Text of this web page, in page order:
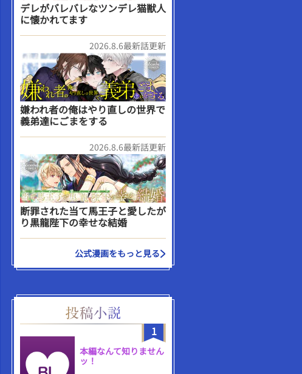
デレがバレバレなツンデレ猫獣人
に懐かれてます
2026.8.6最新話更新
嫌われ者の俺はやり直しの世界で
義弟達にごまをする
2026.8.6最新話更新
断罪された当て馬王子と愛したが
り黒龍陛下の幸せな結婚
公式漫画をもっと見る
1
本編なんて知りません
ッ！